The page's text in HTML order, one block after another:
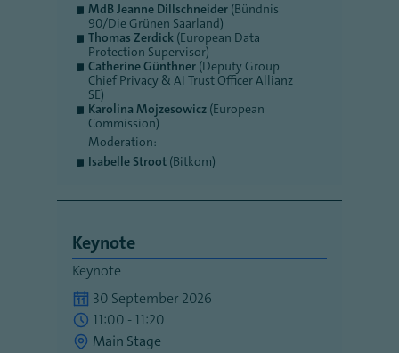
MdB Jeanne Dillschneider (Bündnis
90/Die Grünen Saarland)
Thomas Zerdick (European Data
Protection Supervisor)
Catherine Günthner (Deputy Group
Chief Privacy & AI Trust Officer Allianz
SE)
Karolina Mojzesowicz (European
Commission)
Moderation:
Isabelle Stroot (Bitkom)
Keynote
Keynote
30 September 2026
11:00 - 11:20
Main Stage